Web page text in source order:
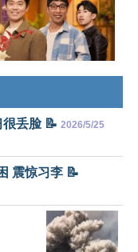
丢脸 📝 2026/5/25
震惊习李 📝